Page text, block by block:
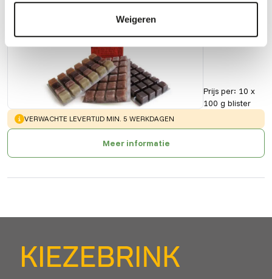
Weigeren
90169
Prijs per: 10 x
100 g blister
WARNING:
VERWACHTE LEVERTIJD MIN. 5 WERKDAGEN
Meer informatie